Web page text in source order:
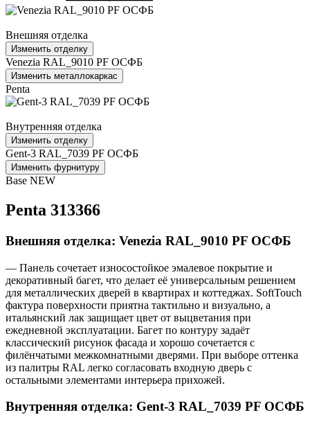
Внешняя отделка
Изменить отделку
Venezia RAL_9010 PF ОСФБ
Изменить металлокаркас
Penta
Внутренняя отделка
Изменить отделку
Gent-3 RAL_7039 PF ОСФБ
Изменить фурнитуру
Base NEW
Penta 313366
Внешняя отделка: Venezia RAL_9010 PF ОСФБ
— Панель сочетает износостойкое эмалевое покрытие и
декоративный багет, что делает её универсальным решением
для металлических дверей в квартирах и коттеджах. SoftTouch
фактура поверхности приятна тактильно и визуально, а
итальянский лак защищает цвет от выцветания при
ежедневной эксплуатации. Багет по контуру задаёт
классический рисунок фасада и хорошо сочетается с
филёнчатыми межкомнатными дверями. При выборе оттенка
из палитры RAL легко согласовать входную дверь с
остальными элементами интерьера прихожей.
Внутренняя отделка: Gent-3 RAL_7039 PF ОСФБ